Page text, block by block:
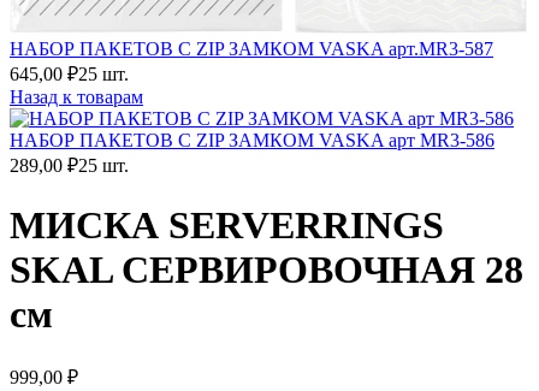
НАБОР ПАКЕТОВ С ZIP ЗАМКОМ VASKA арт.MR3-587
645,00 ₽25 шт.
Назад к товарам
НАБОР ПАКЕТОВ С ZIP ЗАМКОМ VASKA арт MR3-586
289,00 ₽25 шт.
МИСКА SERVERRINGS
SKAL СЕРВИРОВОЧНАЯ 28
см
999,00 ₽